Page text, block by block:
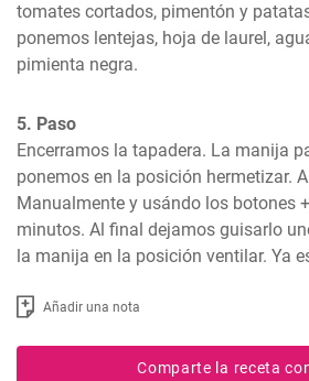
tomates cortados, pimentón y
ponemos lentejas, hoja de laurel,
pimienta negra.
5. Paso
Encerramos la tapadera. La manija
ponemos en la posición hermetizar.
Manualmente y usándo los botones
minutos. Al final dejamos guisarlo
la manija en la posición ventilar. Ya
Añadir una nota
Comparte la receta